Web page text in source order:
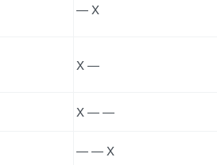
— X
X —
X — —
— — X